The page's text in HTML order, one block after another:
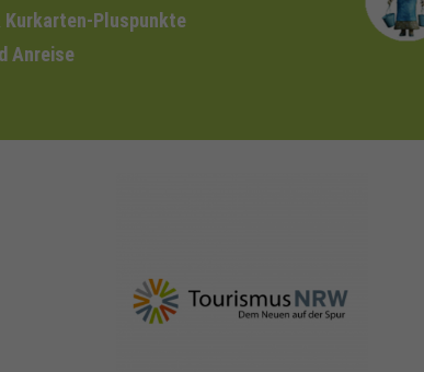
Kurkarten-Pluspunkte
Anreise
nrw-tourismus.de